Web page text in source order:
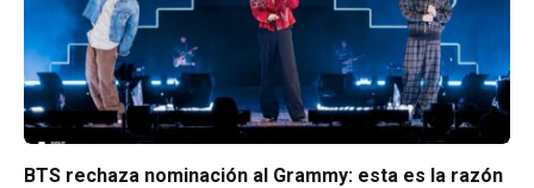
BTS rechaza nominación al Grammy: esta es la razón